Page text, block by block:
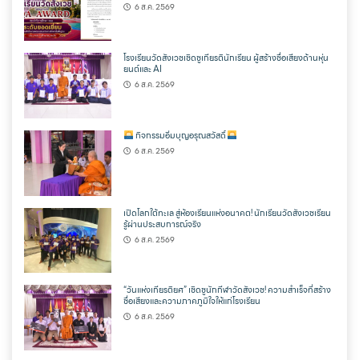
6 ส.ค. 2569
โรงเรียนวัดสังเวชเชิดชูเกียรตินักเรียน ผู้สร้างชื่อเสียงด้านหุ่น
ยนต์และ AI
6 ส.ค. 2569
กิจกรรมอิ่มบุญอรุณสวัสดิ์
6 ส.ค. 2569
เปิดโลกใต้ทะเล สู่ห้องเรียนแห่งอนาคต! นักเรียนวัดสังเวชเรียน
รู้ผ่านประสบการณ์จริง
6 ส.ค. 2569
“วันแห่งเกียรติยศ” เชิดชูนักกีฬาวัดสังเวช! ความสำเร็จที่สร้าง
ชื่อเสียงและความภาคภูมิใจให้แก่โรงเรียน
6 ส.ค. 2569